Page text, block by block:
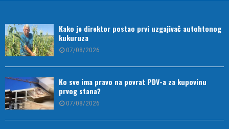
Kako je direktor postao prvi uzgajivač autohtonog
kukuruza
07/08/2026
Ko sve ima pravo na povrat PDV-a za kupovinu
prvog stana?
07/08/2026